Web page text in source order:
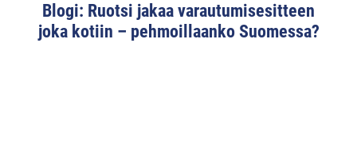
Blogi: Ruotsi jakaa varautumisesitteen
joka kotiin – pehmoillaanko Suomessa?